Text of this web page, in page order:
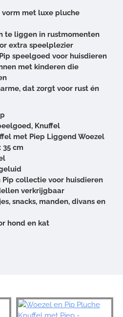
met luxe pluche
te liggen in rustmomenten
extra speelplezier
speelgoed voor huisdieren
met kinderen die
dat zorgt voor rust én
Knuffel
met Piep Liggend Woezel
35 cm
Pip collectie voor huisdieren
verkrijgbaar
snacks, manden, divans en
hond en kat